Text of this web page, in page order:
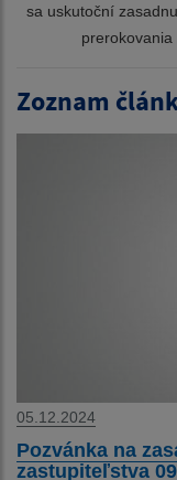
sa uskutoční
Zoznam
05.12.2024
Pozvánka na
zastupiteľstva